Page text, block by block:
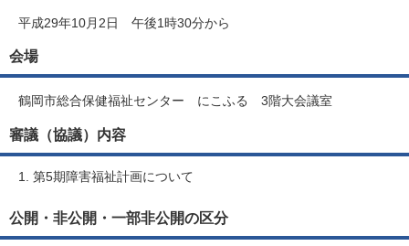
平成29年10月2日 午後1時30分から
会場
鶴岡市総合保健福祉センター にこふる 3階大会議室
審議（協議）内容
第5期障害福祉計画について
公開・非公開・一部非公開の区分